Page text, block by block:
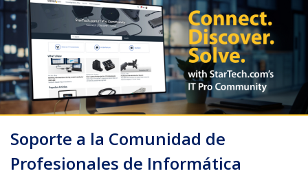
Soporte a la Comunidad de
Profesionales de Informática